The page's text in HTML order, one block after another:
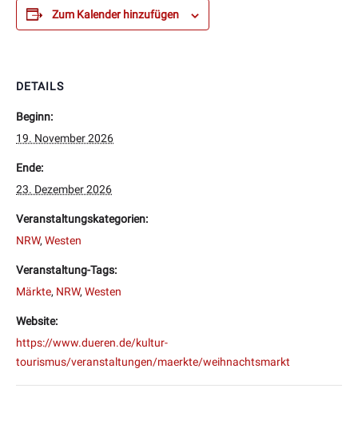
Zum Kalender hinzufügen
DETAILS
Beginn:
19. November 2026
Ende:
23. Dezember 2026
Veranstaltungskategorien:
NRW, Westen
Veranstaltung-Tags:
Märkte, NRW, Westen
Website:
https://www.dueren.de/kultur-
tourismus/veranstaltungen/maerkte/weihnachtsmarkt